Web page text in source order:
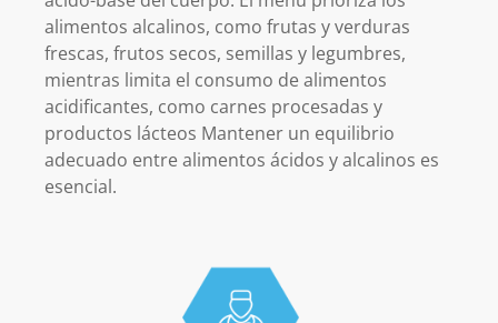
alimentos alcalinos, como frutas y verduras
frescas, frutos secos, semillas y legumbres,
mientras limita el consumo de alimentos
acidificantes, como carnes procesadas y
productos lácteos Mantener un equilibrio
adecuado entre alimentos ácidos y alcalinos es
esencial.